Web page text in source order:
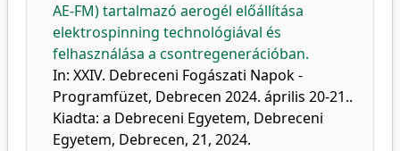
AE-FM) tartalmazó aerogél előállítása
elektrospinning technológiával és
felhasználása a csontregenerációban.
In: XXIV. Debreceni Fogászati Napok -
Programfüzet, Debrecen 2024. április 20-21..
Kiadta: a Debreceni Egyetem, Debreceni
Egyetem, Debrecen, 21, 2024.